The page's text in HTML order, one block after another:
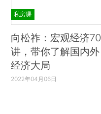
私房课
向松祚：宏观经济70
讲，带你了解国内外
经济大局
2022年04月06日